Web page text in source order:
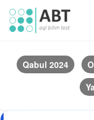
Qabul 2024